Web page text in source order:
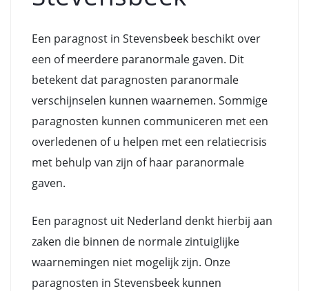
Een paragnost in Stevensbeek beschikt over
een of meerdere paranormale gaven. Dit
betekent dat paragnosten paranormale
verschijnselen kunnen waarnemen. Sommige
paragnosten kunnen communiceren met een
overledenen of u helpen met een relatiecrisis
met behulp van zijn of haar paranormale
gaven.
Een paragnost uit Nederland denkt hierbij aan
zaken die binnen de normale zintuiglijke
waarnemingen niet mogelijk zijn. Onze
paragnosten in Stevensbeek kunnen